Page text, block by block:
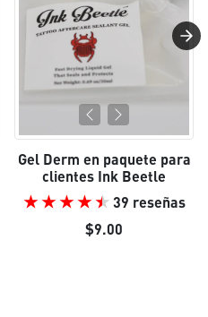
Gel Derm en paquete para
clientes Ink Beetle
39 reseñas
$9.00